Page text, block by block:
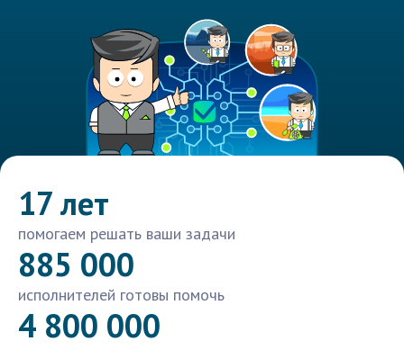
17 лет
помогаем решать ваши задачи
885 000
исполнителей готовы помочь
4 800 000